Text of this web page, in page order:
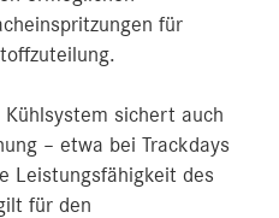
für
sichert auch
– etwa bei Trackdays
Leistungs­fähigkeit des
für den